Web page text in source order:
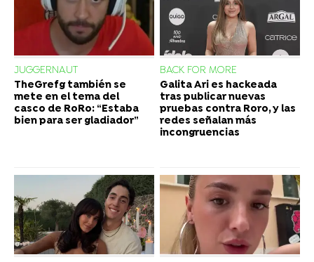
JUGGERNAUT
TheGrefg también se
mete en el tema del
casco de RoRo: “Estaba
bien para ser gladiador”
BACK FOR MORE
Galita Ari es hackeada
tras publicar nuevas
pruebas contra Roro, y las
redes señalan más
incongruencias